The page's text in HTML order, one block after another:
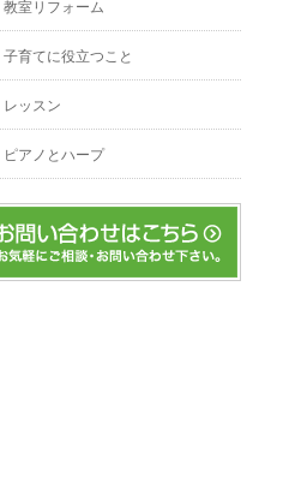
教室リフォーム
子育てに役立つこと
レッスン
ピアノとハープ